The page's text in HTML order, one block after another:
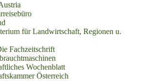
für Landwirtschaft, Regionen u.
Fachzeitschrift
Wochenblatt
Österreich